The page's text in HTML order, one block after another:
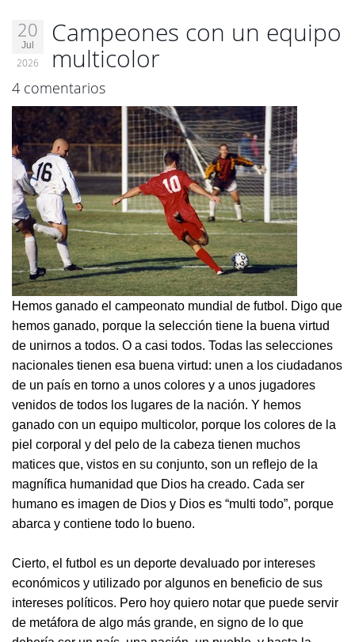
20
Jul
2026
Campeones con un equipo
multicolor
4 comentarios
Hemos ganado el campeonato mundial de futbol. Digo que
hemos ganado, porque la selección tiene la buena virtud
de unirnos a todos. O a casi todos. Todas las selecciones
nacionales tienen esa buena virtud: unen a los ciudadanos
de un país en torno a unos colores y a unos jugadores
venidos de todos los lugares de la nación. Y hemos
ganado con un equipo multicolor, porque los colores de la
piel corporal y del pelo de la cabeza tienen muchos
matices que, vistos en su conjunto, son un reflejo de la
magnífica humanidad que Dios ha creado. Cada ser
humano es imagen de Dios y Dios es “multi todo”, porque
abarca y contiene todo lo bueno.
Cierto, el futbol es un deporte devaluado por intereses
económicos y utilizado por algunos en beneficio de sus
intereses políticos. Pero hoy quiero notar que puede servir
de metáfora de algo más grande, en signo de lo que